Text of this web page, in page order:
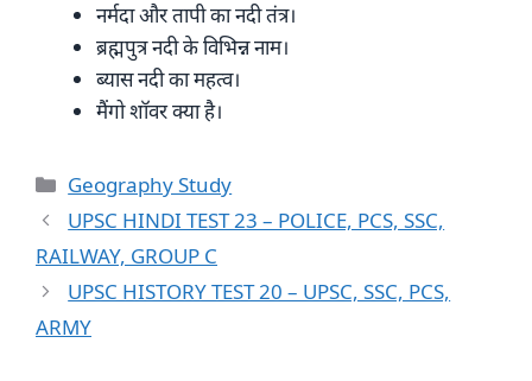
नर्मदा और तापी का नदी तंत्र।
ब्रह्मपुत्र नदी के विभिन्न नाम।
ब्यास नदी का महत्व।
मैंगो शॉवर क्या है।
Categories
Geography Study
UPSC HINDI TEST 23 – POLICE, PCS, SSC,
RAILWAY, GROUP C
UPSC HISTORY TEST 20 – UPSC, SSC, PCS,
ARMY